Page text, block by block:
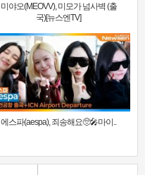
미야오(MEOVV), 미모가 넘사벽 (출
국)[뉴스엔TV]
에스파(aespa), 죄송해요🥺🎤마이..